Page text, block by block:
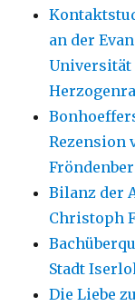
an der
Universität
Rezension
Bilanz der
Christoph
Stadt
Die Liebe